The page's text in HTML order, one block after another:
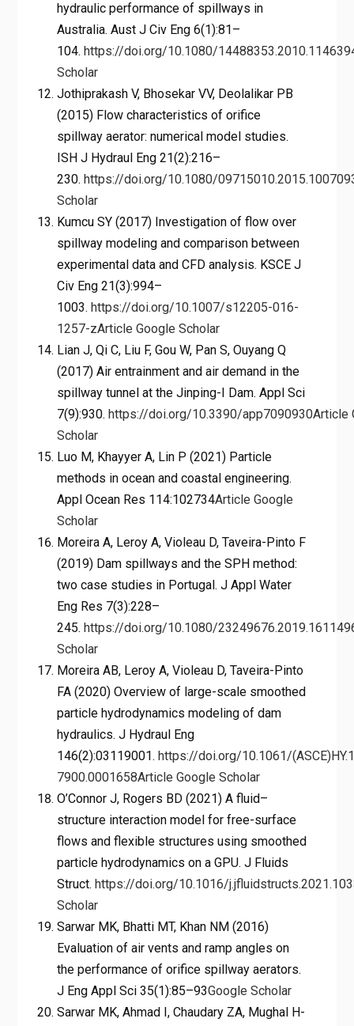
hydraulic performance of spillways in
Australia. Aust J Civ Eng 6(1):81–
104. https://doi.org/10.1080/
Scholar
Jothiprakash V, Bhosekar VV, Deolalikar PB
(2015) Flow characteristics of orifice
spillway aerator: numerical model studies.
ISH J Hydraul Eng 21(2):216–
230. https://doi.org/10.1080/
Scholar
Kumcu SY (2017) Investigation of flow over
spillway modeling and comparison between
experimental data and CFD analysis. KSCE J
Civ Eng 21(3):994–
1003. https://doi.org/10.1007/s12205-016-
1257-zArticle Google Scholar
Lian J, Qi C, Liu F, Gou W, Pan S, Ouyang Q
(2017) Air entrainment and air demand in the
spillway tunnel at the Jinping-I Dam. Appl Sci
7(9):930. https://doi.org/10.3390/app7090930Article
Scholar
Luo M, Khayyer A, Lin P (2021) Particle
methods in ocean and coastal engineering.
Appl Ocean Res 114:102734Article Google
Scholar
Moreira A, Leroy A, Violeau D, Taveira-Pinto F
(2019) Dam spillways and the SPH method:
two case studies in Portugal. J Appl Water
Eng Res 7(3):228–
245. https://doi.org/10.1080/
Scholar
Moreira AB, Leroy A, Violeau D, Taveira-Pinto
FA (2020) Overview of large-scale smoothed
particle hydrodynamics modeling of dam
hydraulics. J Hydraul Eng
146(2):03119001. https://doi.org/10.1061/
7900.0001658Article Google Scholar
O’Connor J, Rogers BD (2021) A fluid–
structure interaction model for free-surface
flows and flexible structures using smoothed
particle hydrodynamics on a GPU. J Fluids
Struct. https://doi.org/10.1016/
Scholar
Sarwar MK, Bhatti MT, Khan NM (2016)
Evaluation of air vents and ramp angles on
the performance of orifice spillway aerators.
J Eng Appl Sci 35(1):85–93Google Scholar
Sarwar MK, Ahmad I, Chaudary ZA, Mughal H-